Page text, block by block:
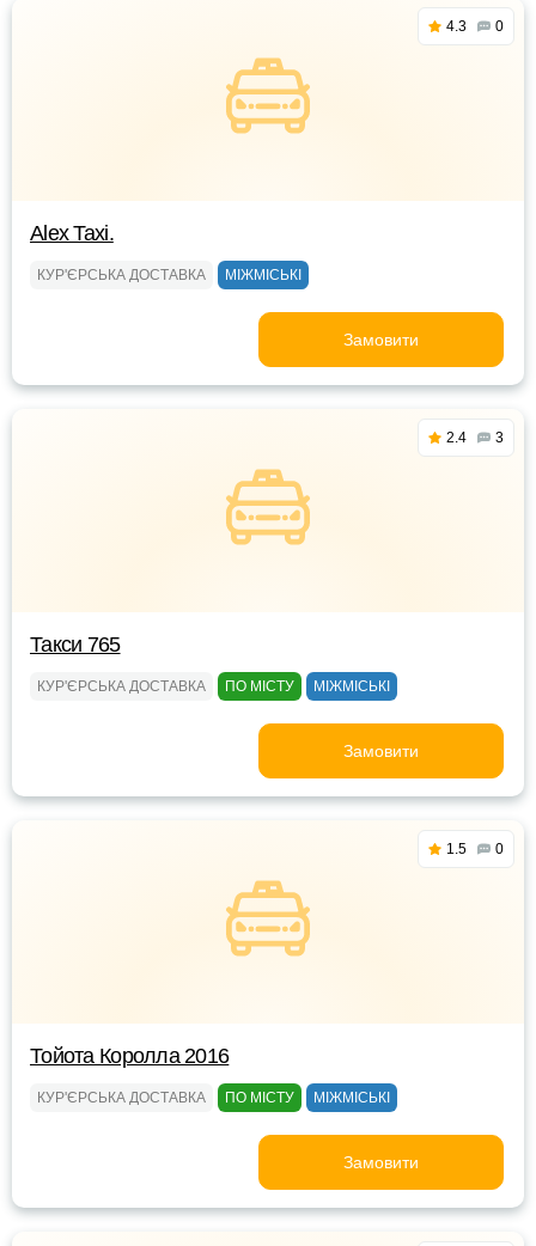
4.3 0
Alex Taxi.
КУР'ЄРСЬКА ДОСТАВКА МІЖМІСЬКІ
Замовити
2.4 3
Такси 765
КУР'ЄРСЬКА ДОСТАВКА ПО МІСТУ МІЖМІСЬКІ
Замовити
1.5 0
Тойота Королла 2016
КУР'ЄРСЬКА ДОСТАВКА ПО МІСТУ МІЖМІСЬКІ
Замовити